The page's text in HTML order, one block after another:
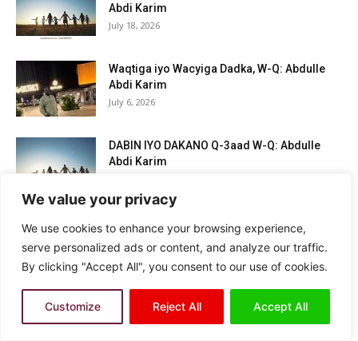
We value your privacy
We use cookies to enhance your browsing experience,
serve personalized ads or content, and analyze our traffic.
By clicking "Accept All", you consent to our use of cookies.
Customize Reject All Accept All
Abdi Karim
July 18, 2026
Waqtiga iyo Wacyiga Dadka, W-Q: Abdulle
Abdi Karim
July 6, 2026
DABIN IYO DAKANO Q-3aad W-Q: Abdulle
Abdi Karim
BARTEENNA FACEBOOK
[facebook-page-plugin href="hoygalaashin" width="300"
height="300" cover="false" facepile="false" cta="false"
small="false" adapt="true" link="false" method="iframe" ]